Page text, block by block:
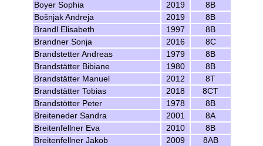
Boyer Sophia
2019
8B
Bošnjak Andreja
2019
8B
Brandl Elisabeth
1997
8B
Brandner Sonja
2016
8C
Brandstetter Andreas
1979
8B
Brandstätter Bibiane
1980
8B
Brandstätter Manuel
2012
8T
Brandstätter Tobias
2018
8CT
Brandstötter Peter
1978
8B
Breiteneder Sandra
2001
8A
Breitenfellner Eva
2010
8B
Breitenfellner Jakob
2009
8AB